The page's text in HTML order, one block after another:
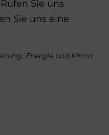
Sie uns
Sie uns eine
Energie und Klima